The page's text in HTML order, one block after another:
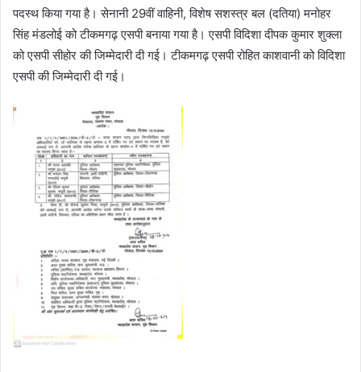
पदस्थ किया गया है। सेनानी 29वीं वाहिनी, विशेष सशस्त्र बल (दतिया) मनोहर
सिंह मंडलोई को टीकमगढ़ एसपी बनाया गया है। एसपी विदिशा दीपक कुमार शुक्ला
को एसपी सीहोर की जिम्मेदारी दी गई। टीकमगढ़ एसपी रोहित काशवानी को विदिशा
एसपी की जिम्मेदारी दी गई।